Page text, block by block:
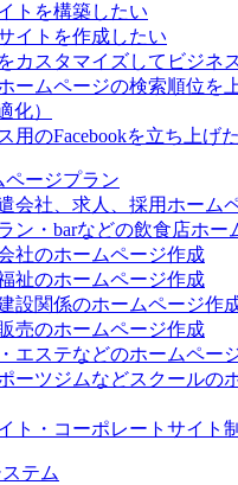
トを構築したい
イトを作成したい
カスタマイズしてビジネ
ームページの検索順位を
化）
用のFacebookを立ち上げ
ージプラン
会社、求人、採用ホーム
ン・barなどの飲食店ホー
社のホームページ作成
祉のホームページ作成
設関係のホームページ作
売のホームページ作成
エステなどのホームペー
ーツジムなどスクールの
ト・コーポレートサイト
テム